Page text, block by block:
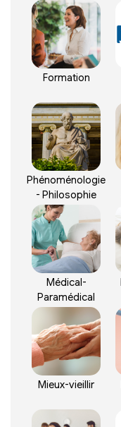
Formation
Phénoménologie
- Philosophie
Médical-
Paramédical
Mieux-vieillir